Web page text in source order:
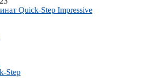
Quick-Step Impressive
Step